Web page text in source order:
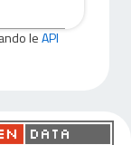
leAPI